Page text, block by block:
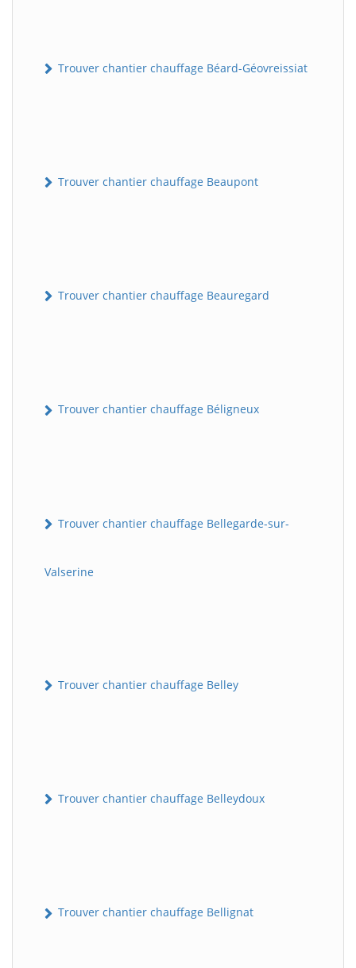
Trouver chantier chauffage Béard-Géovreissiat
Trouver chantier chauffage Beaupont
Trouver chantier chauffage Beauregard
Trouver chantier chauffage Béligneux
Trouver chantier chauffage Bellegarde-sur-
Valserine
Trouver chantier chauffage Belley
Trouver chantier chauffage Belleydoux
Trouver chantier chauffage Bellignat